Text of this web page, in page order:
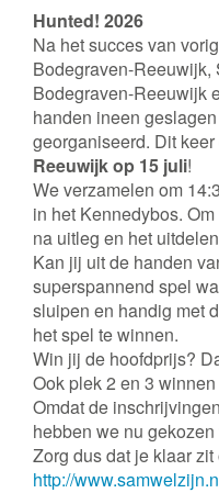
Hunted! 2026
Na het succes van
Bodegraven-Reeuwijk,
Bodegraven-Reeuwijk
handen ineen
georganiseerd. Dit
Reeuwijk op 15 juli!
We verzamelen om
in het Kennedybos.
na uitleg en het
Kan jij uit de handen
superspannend spel
sluipen en handig met
het spel te winnen.
Win jij de hoofdprijs?
Ook plek 2 en 3
Omdat de
hebben we nu
Zorg dus dat je klaar
http://